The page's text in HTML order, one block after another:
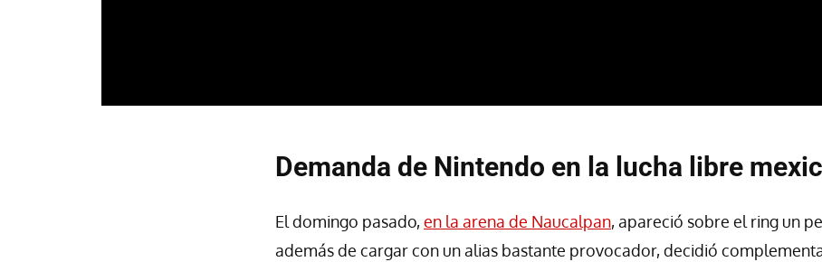
Demanda de Nintendo en la lucha libre
El domingo pasado,en la arena de Naucalpan, apareció sobre el ring un
además de cargar con un alias bastante provocador, decidió